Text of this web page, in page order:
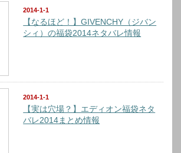
2014-1-1
【なるほど！】GIVENCHY（ジバン
シィ）の福袋2014ネタバレ情報
2014-1-1
【実は穴場？】エディオン福袋ネタ
バレ2014まとめ情報